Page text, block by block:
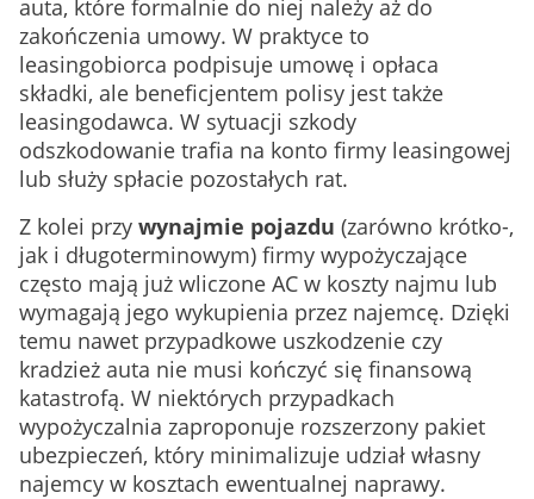
auta, które formalnie do niej należy aż do
zakończenia umowy. W praktyce to
leasingobiorca podpisuje umowę i opłaca
składki, ale beneficjentem polisy jest także
leasingodawca. W sytuacji szkody
odszkodowanie trafia na konto firmy leasingowej
lub służy spłacie pozostałych rat.
Z kolei przy wynajmie pojazdu (zarówno krótko-,
jak i długoterminowym) firmy wypożyczające
często mają już wliczone AC w koszty najmu lub
wymagają jego wykupienia przez najemcę. Dzięki
temu nawet przypadkowe uszkodzenie czy
kradzież auta nie musi kończyć się finansową
katastrofą. W niektórych przypadkach
wypożyczalnia zaproponuje rozszerzony pakiet
ubezpieczeń, który minimalizuje udział własny
najemcy w kosztach ewentualnej naprawy.